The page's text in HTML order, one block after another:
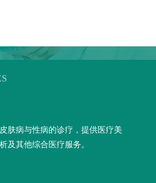
肤病与性病的诊疗，提供医疗美
及其他综合医疗服务。